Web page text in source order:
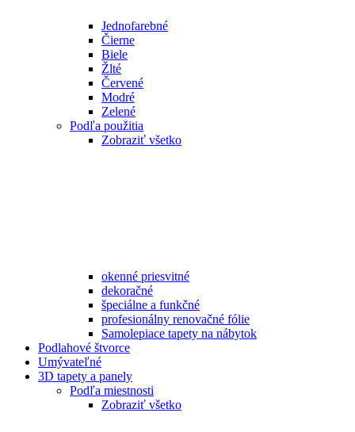
Jednofarebné
Čierne
Biele
Žlté
Červené
Modré
Zelené
Podľa použitia
Zobraziť všetko
okenné priesvitné
dekoračné
špeciálne a funkčné
profesionálny renovačné fólie
Samolepiace tapety na nábytok
Podlahové štvorce
Umývateľné
3D tapety a panely
Podľa miestnosti
Zobraziť všetko